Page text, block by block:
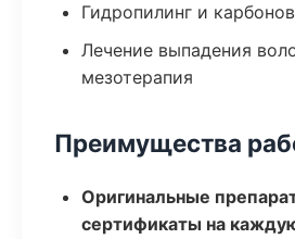
Гидропилинг и
Лечение выпадения
мезотерапия
Преимущества
Оригинальные
сертификаты на